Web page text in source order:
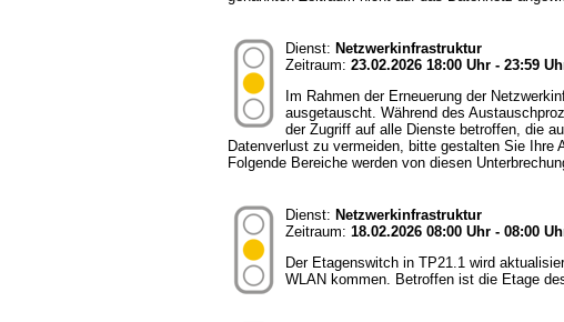
Dienst: Netzwerkinfrastruktur
Zeitraum: 23.02.2026 18:00 Uhr - 23:59
Im Rahmen der Erneuerung der
ausgetauscht. Während des
der Zugriff auf alle Dienste betroffen, die
Datenverlust zu vermeiden, bitte gestalten Sie
Folgende Bereiche werden von diesen
Dienst: Netzwerkinfrastruktur
Zeitraum: 18.02.2026 08:00 Uhr - 08:00
Der Etagenswitch in TP21.1 wird
WLAN kommen. Betroffen ist die Etage